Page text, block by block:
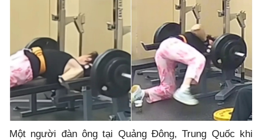
Một người đàn ông tại Quảng Đông, Trung Quốc khi